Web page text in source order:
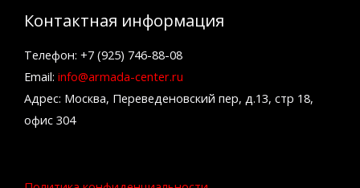
Контактная информация
Телефон: +7 (925) 746-88-08
Email: info@armada-center.ru
Адрес: Москва, Переведеновский пер, д.13, стр 18,
офис 304